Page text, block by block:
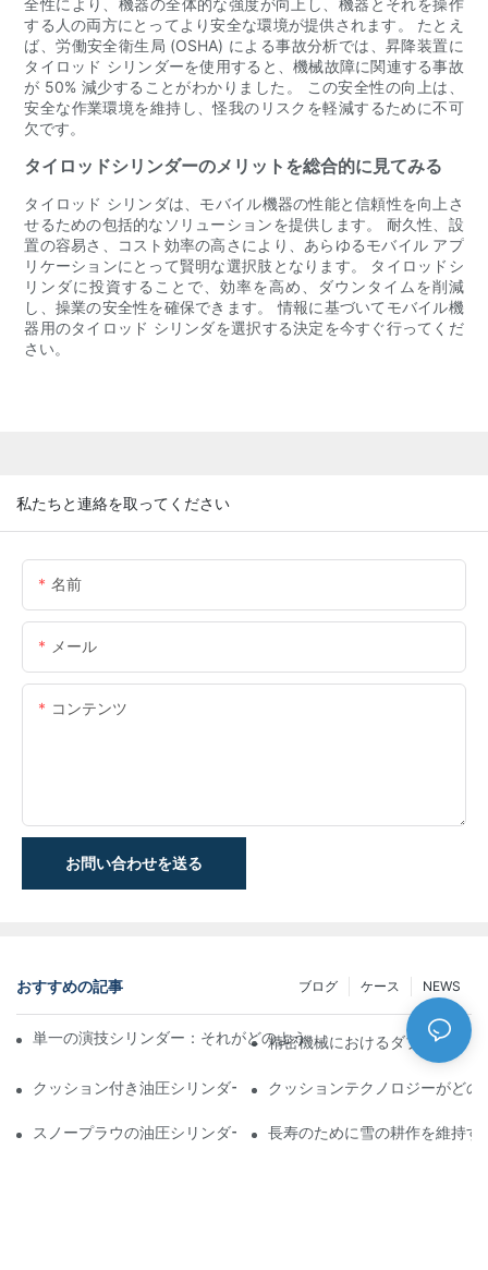
全性により、機器の全体的な強度が向上し、機器とそれを操作
する人の両方にとってより安全な環境が提供されます。 たとえ
ば、労働安全衛生局 (OSHA) による事故分析では、昇降装置に
タイロッド シリンダーを使用すると、機械故障に関連する事故
が 50% 減少することがわかりました。 この安全性の向上は、
安全な作業環境を維持し、怪我のリスクを軽減するために不可
欠です。
タイロッドシリンダーのメリットを総合的に見てみる
タイロッド シリンダは、モバイル機器の性能と信頼性を向上さ
せるための包括的なソリューションを提供します。 耐久性、設
置の容易さ、コスト効率の高さにより、あらゆるモバイル アプ
リケーションにとって賢明な選択肢となります。 タイロッドシ
リンダに投資することで、効率を高め、ダウンタイムを削減
し、操業の安全性を確保できます。 情報に基づいてモバイル機
器用のタイロッド シリンダを選択する決定を今すぐ行ってくだ
さい。
私たちと連絡を取ってください
名前
メール
コンテンツ
お問い合わせを送る
おすすめの記事 NEWS
ケース
ブログ
単一の演技シリンダー：それがどのように機能するか&一般的な
精密機械におけるダブルロッド
クッション付き油圧シリンダー：寿命を延ばす衝撃&の削減
クッションテクノロジーがど
スノープラウの油圧シリンダー：厳しい冬の状態の重要な機能
長寿のために雪の耕作を維持す